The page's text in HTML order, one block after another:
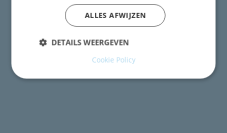
Wijzig uw cookievoorkeuren
ALLES AFWIJZEN
DETAILS WEERGEVEN
Cookie Policy